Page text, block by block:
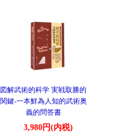
図解武術的科学 実戦取勝的
関鍵-一本鮮為人知的武術奥
義的問答書
3,980円(内税)